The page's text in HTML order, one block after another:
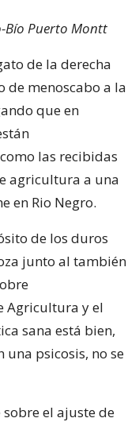
Bío Puerto Montt
de la derecha
de menoscabo a la
que en
las recibidas
agricultura a una
en Rio Negro.
de los duros
junto al también
Agricultura y el
sana está bien,
una psicosis, no se
el ajuste de